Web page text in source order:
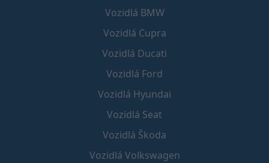
Vozidlá BMW
Vozidlá Cupra
Vozidlá Ducati
Vozidlá Ford
Vozidlá Hyundai
Vozidlá Seat
Vozidlá Škoda
Vozidlá Volkswagen